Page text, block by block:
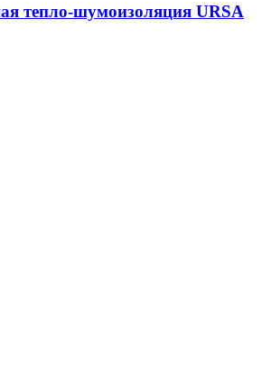
тепло-шумоизоляция URSA